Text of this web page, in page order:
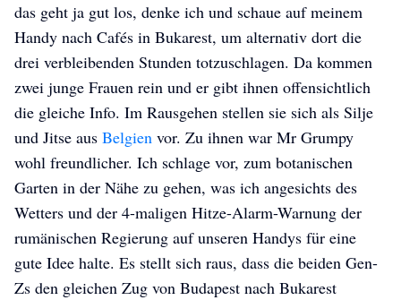
das geht ja gut los, denke ich und schaue auf meinem
Handy nach Cafés in Bukarest, um alternativ dort die
drei verbleibenden Stunden totzuschlagen. Da kommen
zwei junge Frauen rein und er gibt ihnen offensichtlich
die gleiche Info. Im Rausgehen stellen sie sich als Silje
und Jitse aus Belgien vor. Zu ihnen war Mr Grumpy
wohl freundlicher. Ich schlage vor, zum botanischen
Garten in der Nähe zu gehen, was ich angesichts des
Wetters und der 4-maligen Hitze-Alarm-Warnung der
rumänischen Regierung auf unseren Handys für eine
gute Idee halte. Es stellt sich raus, dass die beiden Gen-
Zs den gleichen Zug von Budapest nach Bukarest